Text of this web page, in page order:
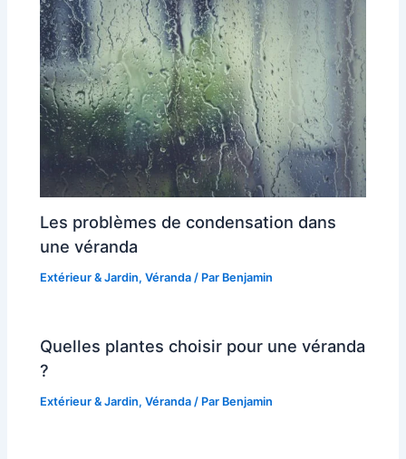
Les problèmes de condensation dans
une véranda
Extérieur & Jardin,Véranda / Par Benjamin
Quelles plantes choisir pour une véranda
?
Extérieur & Jardin,Véranda / Par Benjamin